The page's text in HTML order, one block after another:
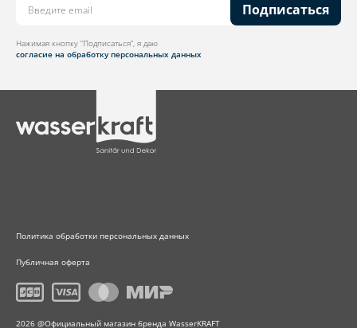
Подписаться
Нажимая кнопку “Подписаться”, я даю
согласие на обработку персональных данных
Политика обработки персональных данных
Публичная оферта
2026 @Официальный магазин бренда WasserKRAFT